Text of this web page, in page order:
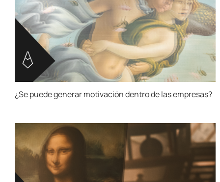
¿Se puede generar motivación dentro de las empresas?